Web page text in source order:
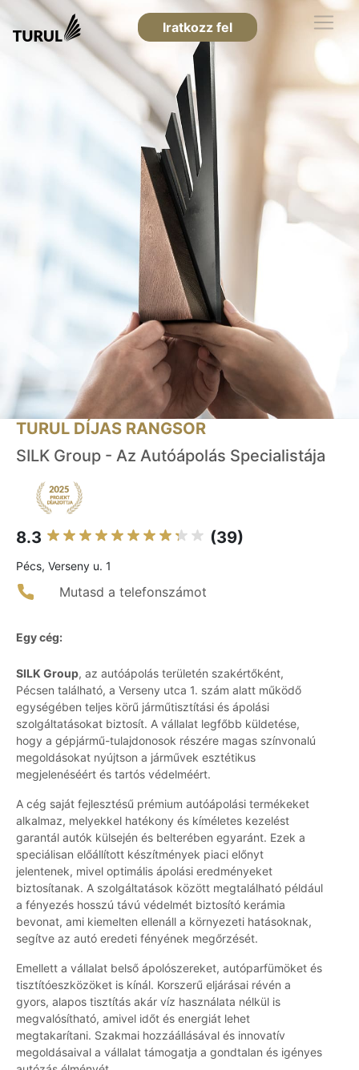
Iratkozz fel
TURUL DÍJAS RANGSOR
SILK Group - Az Autóápolás Specialistája
8.3 (39)
Pécs, Verseny u. 1
Mutasd a telefonszámot
Egy cég:
SILK Group, az autóápolás területén szakértőként,
Pécsen található, a Verseny utca 1. szám alatt működő
egységében teljes körű járműtisztítási és ápolási
szolgáltatásokat biztosít. A vállalat legfőbb küldetése,
hogy a gépjármű-tulajdonosok részére magas színvonalú
megoldásokat nyújtson a járművek esztétikus
megjelenéséért és tartós védelméért.
A cég saját fejlesztésű prémium autóápolási termékeket
alkalmaz, melyekkel hatékony és kíméletes kezelést
garantál autók külsején és belterében egyaránt. Ezek a
speciálisan előállított készítmények piaci előnyt
jelentenek, mivel optimális ápolási eredményeket
biztosítanak. A szolgáltatások között megtalálható például
a fényezés hosszú távú védelmét biztosító kerámia
bevonat, ami kiemelten ellenáll a környezeti hatásoknak,
segítve az autó eredeti fényének megőrzését.
Emellett a vállalat belső ápolószereket, autóparfümöket és
tisztítóeszközöket is kínál. Korszerű eljárásai révén a
gyors, alapos tisztítás akár víz használata nélkül is
megvalósítható, amivel időt és energiát lehet
megtakarítani. Szakmai hozzáállásával és innovatív
megoldásaival a vállalat támogatja a gondtalan és igényes